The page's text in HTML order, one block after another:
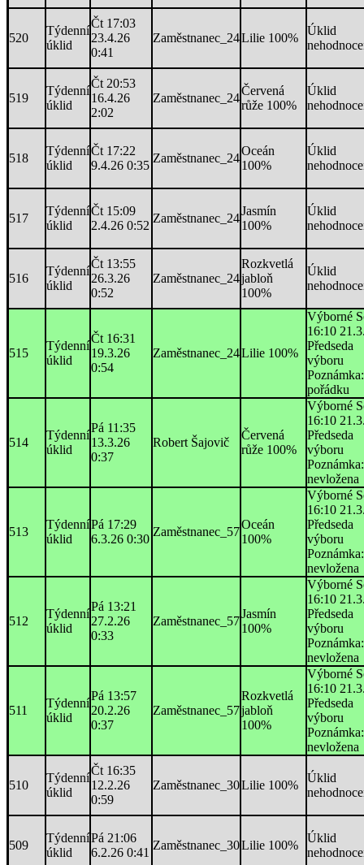
520
Týdenní
úklid
Čt 17:03
23.4.26
0:41
Zaměstnanec_24Lilie 100%
Úklid
519
Týdenní
úklid
Čt 20:53
16.4.26
2:02
Zaměstnanec_24
Červená
růže 100%
Úklid
518
Týdenní
úklid
Čt 17:22
9.4.26 0:35
Zaměstnanec_24
Oceán
100%
Úklid
517
Týdenní
úklid
Čt 15:09
2.4.26 0:52
Zaměstnanec_24
Jasmín
100%
Úklid
516
Týdenní
úklid
Čt 13:55
26.3.26
0:52
Zaměstnanec_24
Rozkvetlá
jabloň
100%
Úklid
515
Týdenní
úklid
Čt 16:31
19.3.26
0:54
Zaměstnanec_24Lilie 100%
Výborné
16:10
Předseda
výboru
pořádku
514
Týdenní
úklid
Pá 11:35
13.3.26
0:37
Robert Šajovič
Červená
růže 100%
Výborné
16:10
Předseda
výboru
Poznámka:
nevložena
513
Týdenní
úklid
Pá 17:29
6.3.26 0:30
Zaměstnanec_57
Oceán
100%
Výborné
16:10
Předseda
výboru
Poznámka:
nevložena
512
Týdenní
úklid
Pá 13:21
27.2.26
0:33
Zaměstnanec_57
Jasmín
100%
Výborné
16:10
Předseda
výboru
Poznámka:
nevložena
511
Týdenní
úklid
Pá 13:57
20.2.26
0:37
Zaměstnanec_57
Rozkvetlá
jabloň
100%
Výborné
16:10
Předseda
výboru
Poznámka:
nevložena
510
Týdenní
úklid
Čt 16:35
12.2.26
0:59
Zaměstnanec_30Lilie 100%
Úklid
509
Týdenní
úklid
Pá 21:06
6.2.26 0:41
Zaměstnanec_30Lilie 100%
Úklid